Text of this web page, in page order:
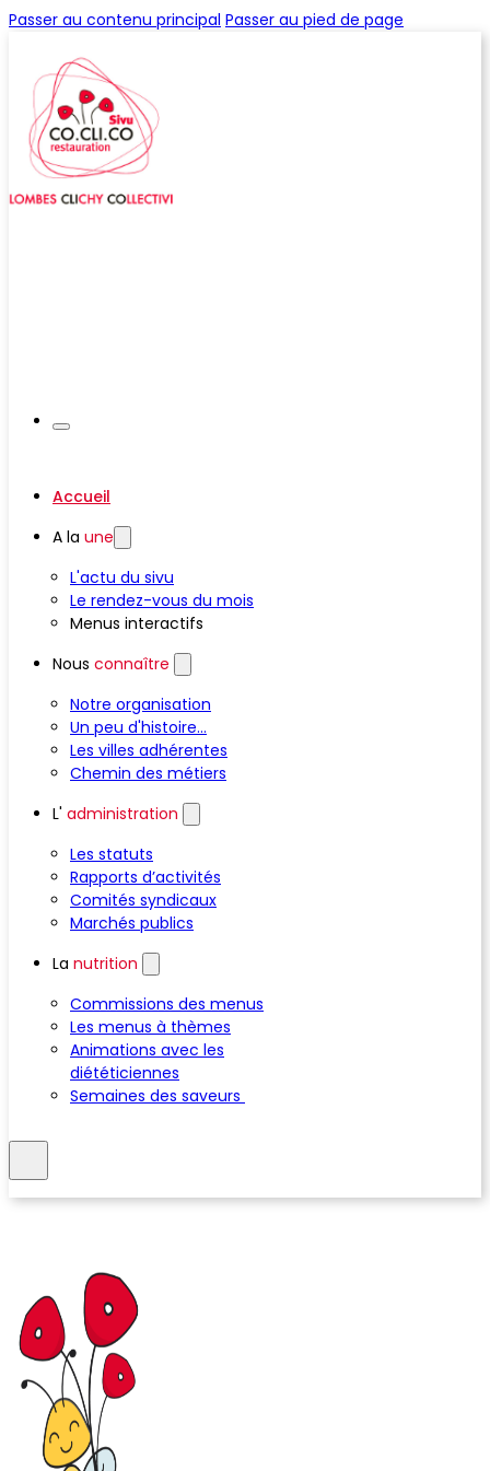
Passer au contenu principal Passer au pied de page
Accueil
A la une
L'actu du sivu
Le rendez-vous du mois
Menus interactifs
Nous connaître
Notre organisation
Un peu d'histoire...
Les villes adhérentes
Chemin des métiers
L' administration
Les statuts
Rapports d’activités
Comités syndicaux
Marchés publics
La nutrition
Commissions des menus
Les menus à thèmes
Animations avec les
diététiciennes
Semaines des saveurs